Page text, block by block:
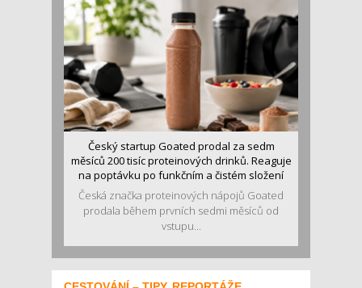
Český startup Goated prodal za sedm
měsíců 200 tisíc proteinových drinků. Reaguje
na poptávku po funkčním a čistém složení
Česká značka proteinových nápojů Goated
prodala během prvních sedmi měsíců od
vstupu...